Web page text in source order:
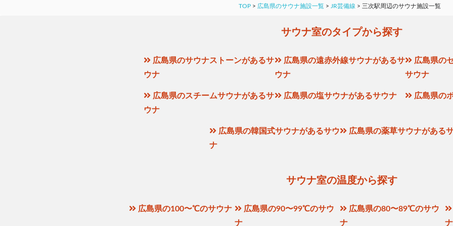
TOP > 広島県のサウナ施設一覧 > JR芸備線 > 三次駅周辺のサウナ施設一覧
サウナ室のタイプから探す
広島県のサウナストーンがあるサ
ウナ
広島県の遠赤外線サウナがあるサ
ウナ
広島県の
サウナ
広島県のスチームサウナがあるサ
ウナ
広島県の塩サウナがあるサウナ 広島県の
広島県の韓国式サウナがあるサウ
ナ
広島県の薬草サウナがある
サウナ室の温度から探す
広島県の100〜℃のサウナ
広島県の90〜99℃のサウ
ナ
広島県の80〜89℃のサウ
ナ
ナ